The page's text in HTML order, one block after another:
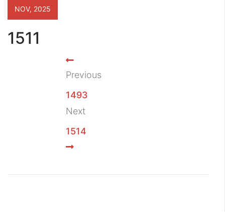
1511
NOV, 2025
Previous
1493
Next
1514